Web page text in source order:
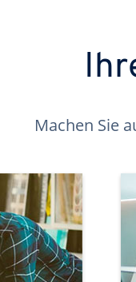
Machen Sie